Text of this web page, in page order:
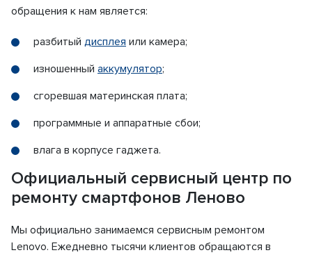
обращения к нам является:
разбитый дисплея или камера;
изношенный аккумулятор;
сгоревшая материнская плата;
программные и аппаратные сбои;
влага в корпусе гаджета.
Официальный сервисный центр по
ремонту смартфонов Леново
Мы официально занимаемся сервисным ремонтом
Lenovo. Ежедневно тысячи клиентов обращаются в